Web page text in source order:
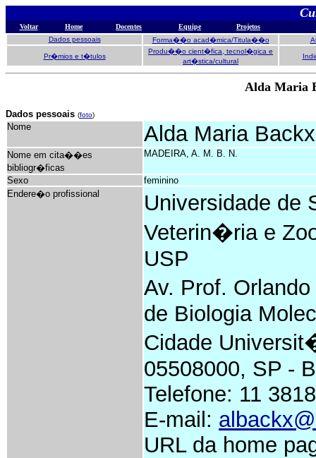
Voltar Home Docentes Equipe Projetos
Dados pessoais
Forma��o acad�mica/Titula��o
Pr�mios e t�tulos
Produ��o cient�fica, tecnol�gica e
art�stica/cultural
Alda Maria
Dados pessoais (foto)
Nome Alda Maria
Nome em cita��es
bibliogr�ficas
MADEIRA, A. M. B. N.
Sexo
feminino
Endere�o profissional
Universidade de
Veterin�ria e
USP
Av. Prof.
de Biologia
Cidade
05508000, SP -
Telefone: 11
E-mail:
URL da home